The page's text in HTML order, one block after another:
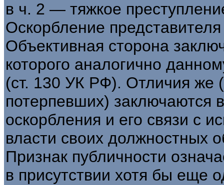
в ч. 2 — тяжкое
Оскорбление
Объективная сторона
которого аналогично
(ст. 130 УК РФ). Отличия же
потерпевших) заключаются
оскорбления и его связи с
власти своих должностных
Признак публичности
в присутствии хотя бы еще